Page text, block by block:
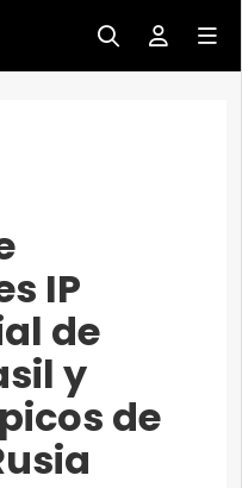
IP
de
y
de